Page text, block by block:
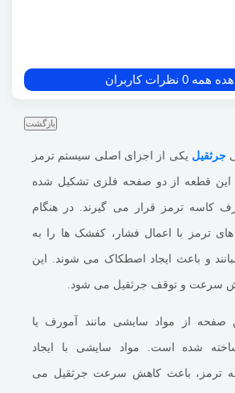
عهده دارد.
فلزات مقاومت بالایی در برابر سایش و خوردگی دارند.
یک قطعه مصرفی است و باید به طور منظم
ترمز کفشکی جرثقیل به عوامل مختلفی مانند نوع
نگهداری بستگی دارد. به طور کلی، توصیه می
شود کفشک ترمز کفشکی جرثقیل هر 20000 تا 40000 ساعت کارکرد تعویض
خرابی کفشک ترمز کفشکی جرثقیل، ترمزگیری
در صورت خرابی کفشک ترمز کفشکی جرثقیل،
0 نظرات کاربران
بازگشت
جرثقیل یکی از اجزای اصلی سیستم ترمز
این قطعه از دو صفحه فلزی تشکیل شده
کاسه ترمز قرار می گیرند. در هنگام
ترمز با اعمال فشار، کفشک ها را به
و باعث ایجاد اصطکاک می شوند. این
سرعت و توقف جرثقیل می شود.
صفحه از مواد سایشی مانند آمورف یا
شده است. مواد سایشی با ایجاد
ترمز، باعث کاهش سرعت جرثقیل می